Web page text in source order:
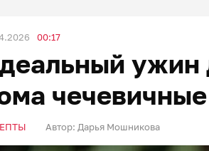
00:17
ужин
Автор: Дарья Мошникова